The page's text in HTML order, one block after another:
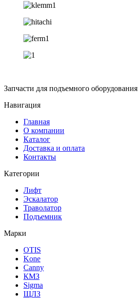
Запчасти для подъемного оборудования
Навигация
Главная
О компании
Каталог
Доставка и оплата
Контакты
Категории
Лифт
Эскалатор
Траволатор
Подъемник
Марки
OTIS
Kone
Canny
КМЗ
Sigma
ЩЛЗ